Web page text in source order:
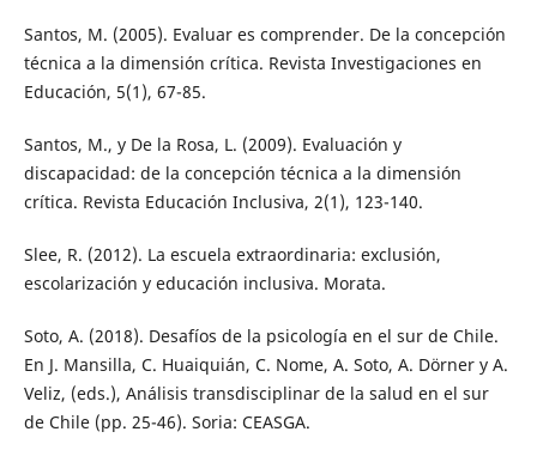
Santos, M. (2005). Evaluar es comprender. De la concepción
técnica a la dimensión crítica. Revista Investigaciones en
Educación, 5(1), 67-85.
Santos, M., y De la Rosa, L. (2009). Evaluación y
discapacidad: de la concepción técnica a la dimensión
crítica. Revista Educación Inclusiva, 2(1), 123-140.
Slee, R. (2012). La escuela extraordinaria: exclusión,
escolarización y educación inclusiva. Morata.
Soto, A. (2018). Desafíos de la psicología en el sur de Chile.
En J. Mansilla, C. Huaiquián, C. Nome, A. Soto, A. Dörner y A.
Veliz, (eds.), Análisis transdisciplinar de la salud en el sur
de Chile (pp. 25-46). Soria: CEASGA.